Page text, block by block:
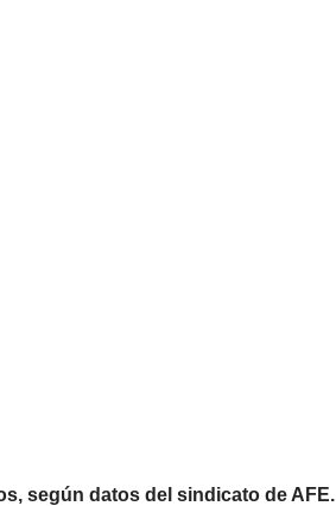
según datos del sindicato de AFE.